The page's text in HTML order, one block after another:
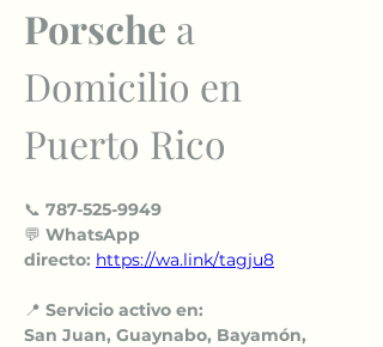
Porsche a
Domicilio en
Puerto Rico
📞 787-525-9949
💬 WhatsApp
directo: https://wa.link/tagju8
📍 Servicio activo en:
San Juan, Guaynabo, Bayamón,